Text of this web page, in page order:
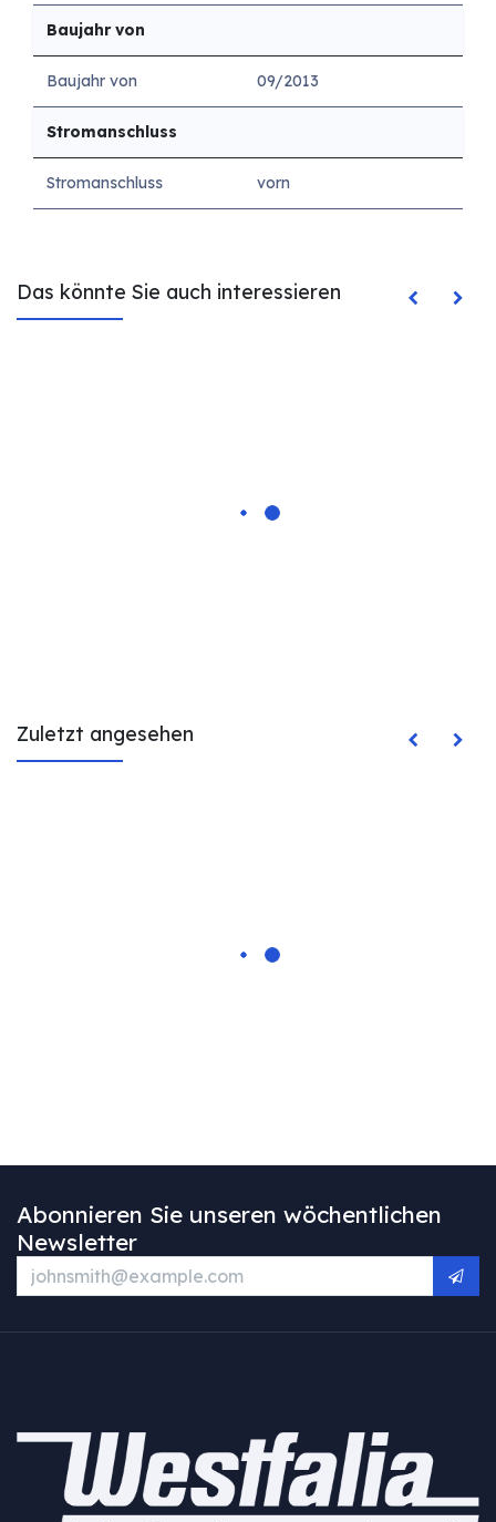
Baujahr von
Baujahr von 09/2013
Stromanschluss
Stromanschluss vorn
Das könnte Sie auch interessieren
Zuletzt angesehen
Abonnieren Sie unseren wöchentlichen
Newsletter